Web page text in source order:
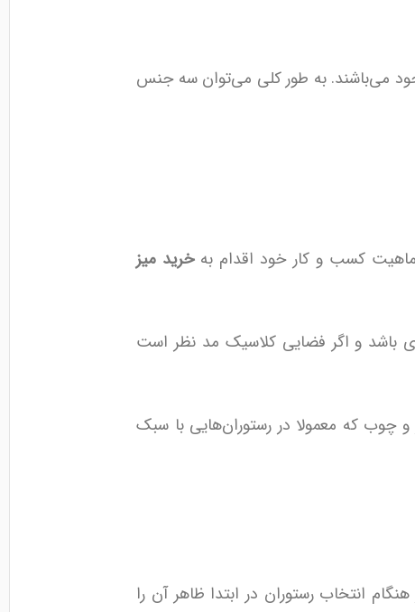
می‌باشند. به طور کلی می‌توان سه جنس
ماهیت کسب و کار خود اقدام بهخرید میز
باشد و اگر فضایی کلاسیک مد نظر است
چوب که معمولا در رستوران‌هایی با سبک
انتخاب رستوران در ابتدا ظاهر آن را